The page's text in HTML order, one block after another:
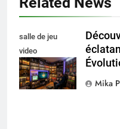
salle de jeu
video
collectionneur
Mika